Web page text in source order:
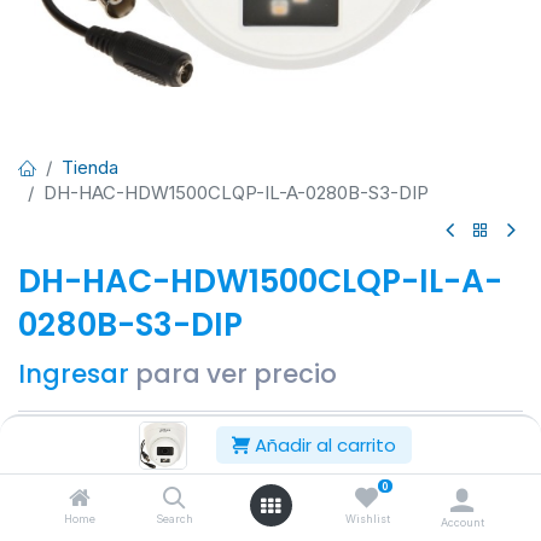
Añadir al carrito
Home Search
0
Wishlist Account
Tienda
DH-HAC-HDW1500CLQP-IL-A-0280B-S3-DIP
DH-HAC-HDW1500CLQP-IL-A-
0280B-S3-DIP
Ingresar para ver precio
Añadir al carrito
Añadir a lista de deseos